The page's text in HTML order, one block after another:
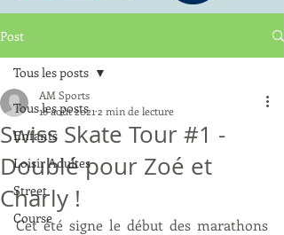
Post
Tous les posts
Enfants
Loisir Adultes
Street
Course
Tous les posts
Swiss Skate Tour #1 -
Doublé pour Zoé et
Charly !
AM Sports
18 août 2021 2 min de lecture
Cet été signe le début des marathons